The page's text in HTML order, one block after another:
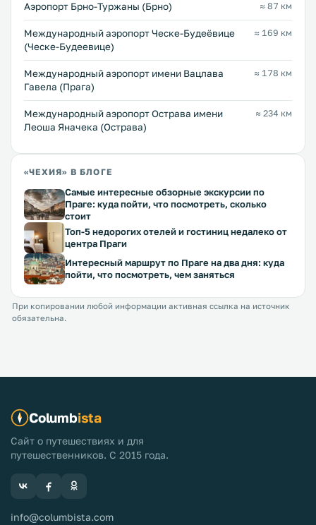
Аэропорт Брно-Туржаны (Брно) ≈ 87 км
Международный аэропорт Ческе-Будеёвице
(Ческе-Будеевице)
≈ 169 км
Международный аэропорт имени Вацлава
Гавела (Прага)
≈ 178 км
Международный аэропорт Острава имени
Леоша Яначека (Острава)
≈ 234 км
«ЧЕХИЯ» В БЛОГЕ
Самые интересные обзорные экскурсии по
Праге: куда пойти, что посмотреть, сколько
стоит
Топ-5 недорогих отелей и гостиниц недалеко от
центра Праги
Интересный маршрут по Праге на два дня: куда
пойти, что посмотреть, чем заняться
При копировании любой информации активная ссылка на источник
обязательна.
Columbista
Сайт о путешествиях и для
путешественников. С 2015 года.
info@columbista.com